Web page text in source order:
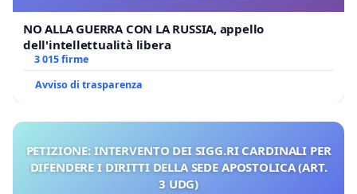
NO ALLA GUERRA CON LA RUSSIA, appello
dell'intellettualità libera
3 015 firme
Avviso di trasparenza
PETIZIONE: INTERVENTO DEI SIGG.RI CARDINALI PER
DIFENDERE I DIRITTI DELLA SEDE APOSTOLICA (ART.
3 UDG)